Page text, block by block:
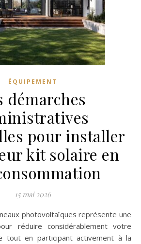
ÉQUIPEMENT
démarches
pour installer
kit solaire en
15 mai 2026
réduire considérablement votre
tout en participant activement à la